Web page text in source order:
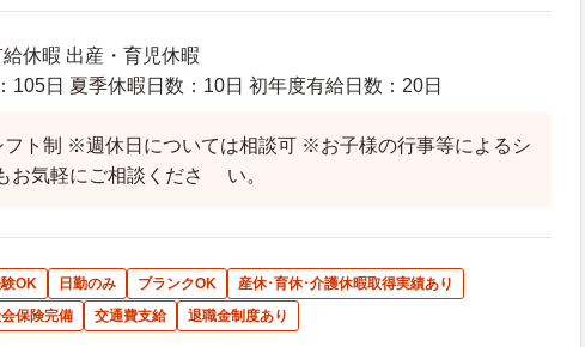
休暇 出産・育児休暇
105日 夏季休暇日数：10日 初年度有給日数：20日
フト制 ※週休日については相談可 ※お子様の行事等によるシ
お気軽にご相談くださ い。
OK 日勤のみ ブランクOK
産休･育休･介護休暇取得実績あり
保険完備 交通費支給 退職金制度あり